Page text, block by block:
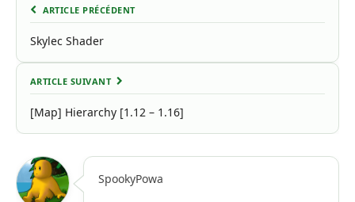
ARTICLE PRÉCÉDENT
Skylec Shader
ARTICLE SUIVANT
[Map] Hierarchy [1.12 – 1.16]
SpookyPowa